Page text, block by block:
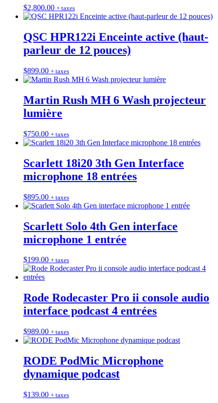
$2,800.00 + taxes
QSC HPR122i Enceinte active (haut-
parleur de 12 pouces)
$899.00 + taxes
Martin Rush MH 6 Wash projecteur
lumière
$750.00 + taxes
Scarlett 18i20 3th Gen Interface
microphone 18 entrées
$895.00 + taxes
Scarlett Solo 4th Gen interface
microphone 1 entrée
$199.00 + taxes
Rode Rodecaster Pro ii console audio
interface podcast 4 entrées
$989.00 + taxes
RODE PodMic Microphone
dynamique podcast
$139.00 + taxes